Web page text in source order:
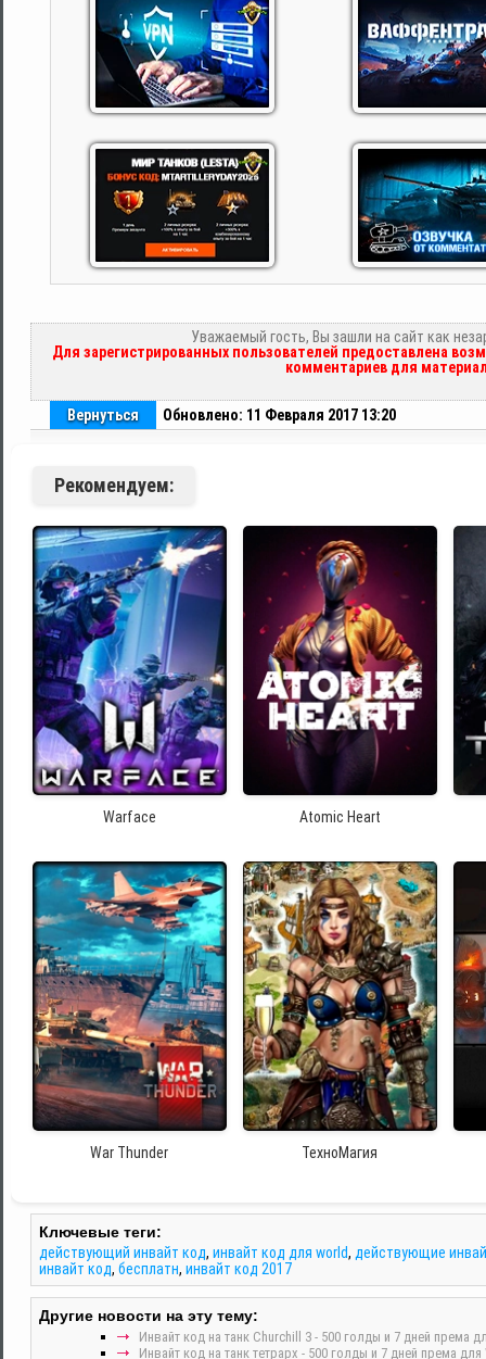
Уважаемый гость, Вы зашли на сайт как
Для зарегистрированных пользователей предоставлена
комментариев для
Вернуться Обновлено: 11 Февраля 2017 13:20
Рекомендуем:
Warface Atomic Heart
War Thunder ТехноМагия
Ключевые теги:
действующий инвайт код, инвайт код для world, действующие
инвайт код, бесплатн, инвайт код 2017
Другие новости на эту тему:
Инвайт код на танк Churchill 3 - 500 голды и 7 дней према
Инвайт код на танк тетрарх - 500 голды и 7 дней према для